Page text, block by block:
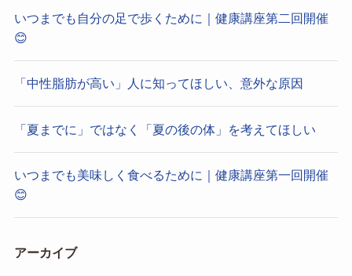
いつまでも自分の足で歩くために｜健康講座第二回開催
😊
「中性脂肪が高い」人に知ってほしい、意外な原因
「夏までに」ではなく「夏の後の体」を考えてほしい
いつまでも美味しく食べるために｜健康講座第一回開催
😊
アーカイブ